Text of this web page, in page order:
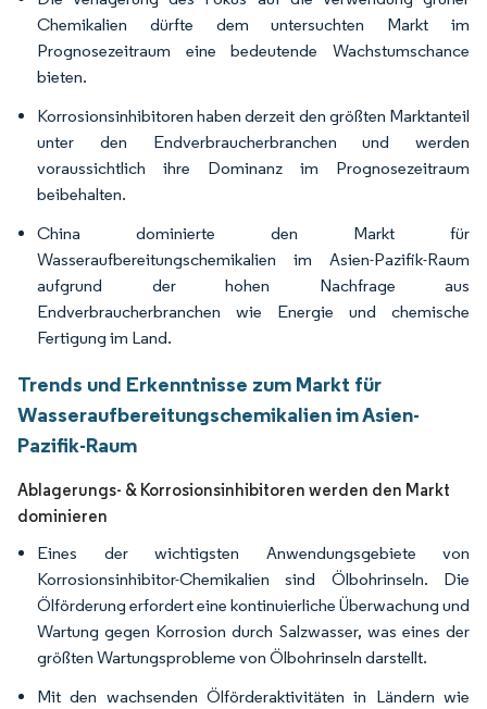
Chemikalien dürfte dem untersuchten Markt im
Prognosezeitraum eine bedeutende Wachstumschance
bieten.
Korrosionsinhibitoren haben derzeit den größten Marktanteil
unter den Endverbraucherbranchen und werden
voraussichtlich ihre Dominanz im Prognosezeitraum
beibehalten.
China dominierte den Markt für
Wasseraufbereitungschemikalien im Asien-Pazifik-Raum
aufgrund der hohen Nachfrage aus
Endverbraucherbranchen wie Energie und chemische
Fertigung im Land.
Trends und Erkenntnisse zum Markt für
Wasseraufbereitungschemikalien im Asien-
Pazifik-Raum
Ablagerungs- & Korrosionsinhibitoren werden den Markt
dominieren
Eines der wichtigsten Anwendungsgebiete von
Korrosionsinhibitor-Chemikalien sind Ölbohrinseln. Die
Ölförderung erfordert eine kontinuierliche Überwachung und
Wartung gegen Korrosion durch Salzwasser, was eines der
größten Wartungsprobleme von Ölbohrinseln darstellt.
Mit den wachsenden Ölförderaktivitäten in Ländern wie